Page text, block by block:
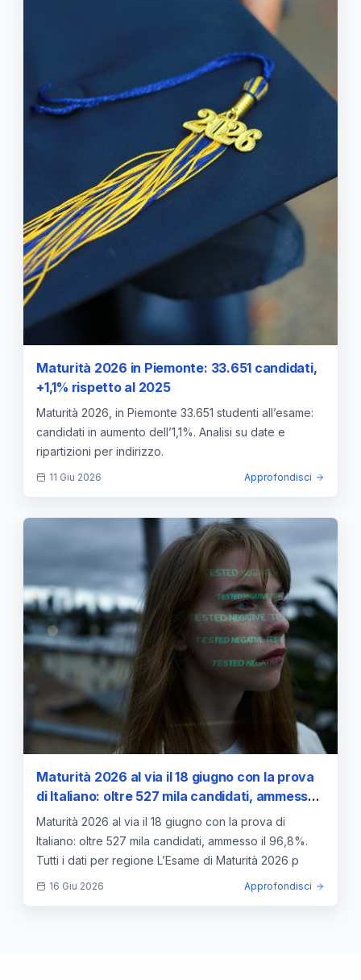
Maturità 2026 in Piemonte: 33.651 candidati,
+1,1% rispetto al 2025
Maturità 2026, in Piemonte 33.651 studenti all’esame:
candidati in aumento dell’1,1%. Analisi su date e
ripartizioni per indirizzo.
11 Giu 2026 Approfondisci
Maturità 2026 al via il 18 giugno con la prova
di Italiano: oltre 527 mila candidati, ammesso
il 96,8%. Tutti i dati per regione
Maturità 2026 al via il 18 giugno con la prova di
Italiano: oltre 527 mila candidati, ammesso il 96,8%.
Tutti i dati per regione L’Esame di Maturità 2026 p
16 Giu 2026 Approfondisci